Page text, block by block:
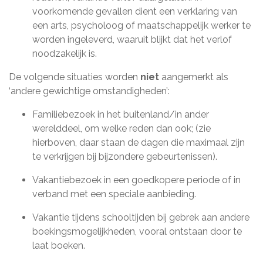
voorkomende gevallen dient een verklaring van
een arts, psycholoog of maatschappelijk werker te
worden ingeleverd, waaruit blijkt dat het verlof
noodzakelijk is.
De volgende situaties worden niet aangemerkt als
‘andere gewichtige omstandigheden’:
Familiebezoek in het buitenland/in ander
werelddeel, om welke reden dan ook; (zie
hierboven, daar staan de dagen die maximaal zijn
te verkrijgen bij bijzondere gebeurtenissen).
Vakantiebezoek in een goedkopere periode of in
verband met een speciale aanbieding.
Vakantie tijdens schooltijden bij gebrek aan andere
boekingsmogelijkheden, vooral ontstaan door te
laat boeken.